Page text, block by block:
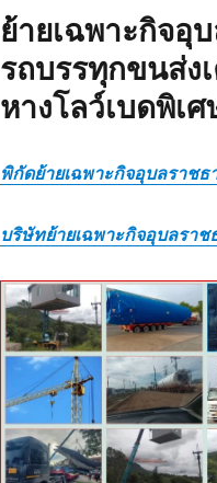
ย้ายเฉพาะกิจอุ
รถบรรทุกขนส่ง
หางโลว์เบดพิเ
พิกัดย้ายเฉพาะกิจอุบลราชธ
บริษัทย้ายเฉพาะกิจอุบลราช